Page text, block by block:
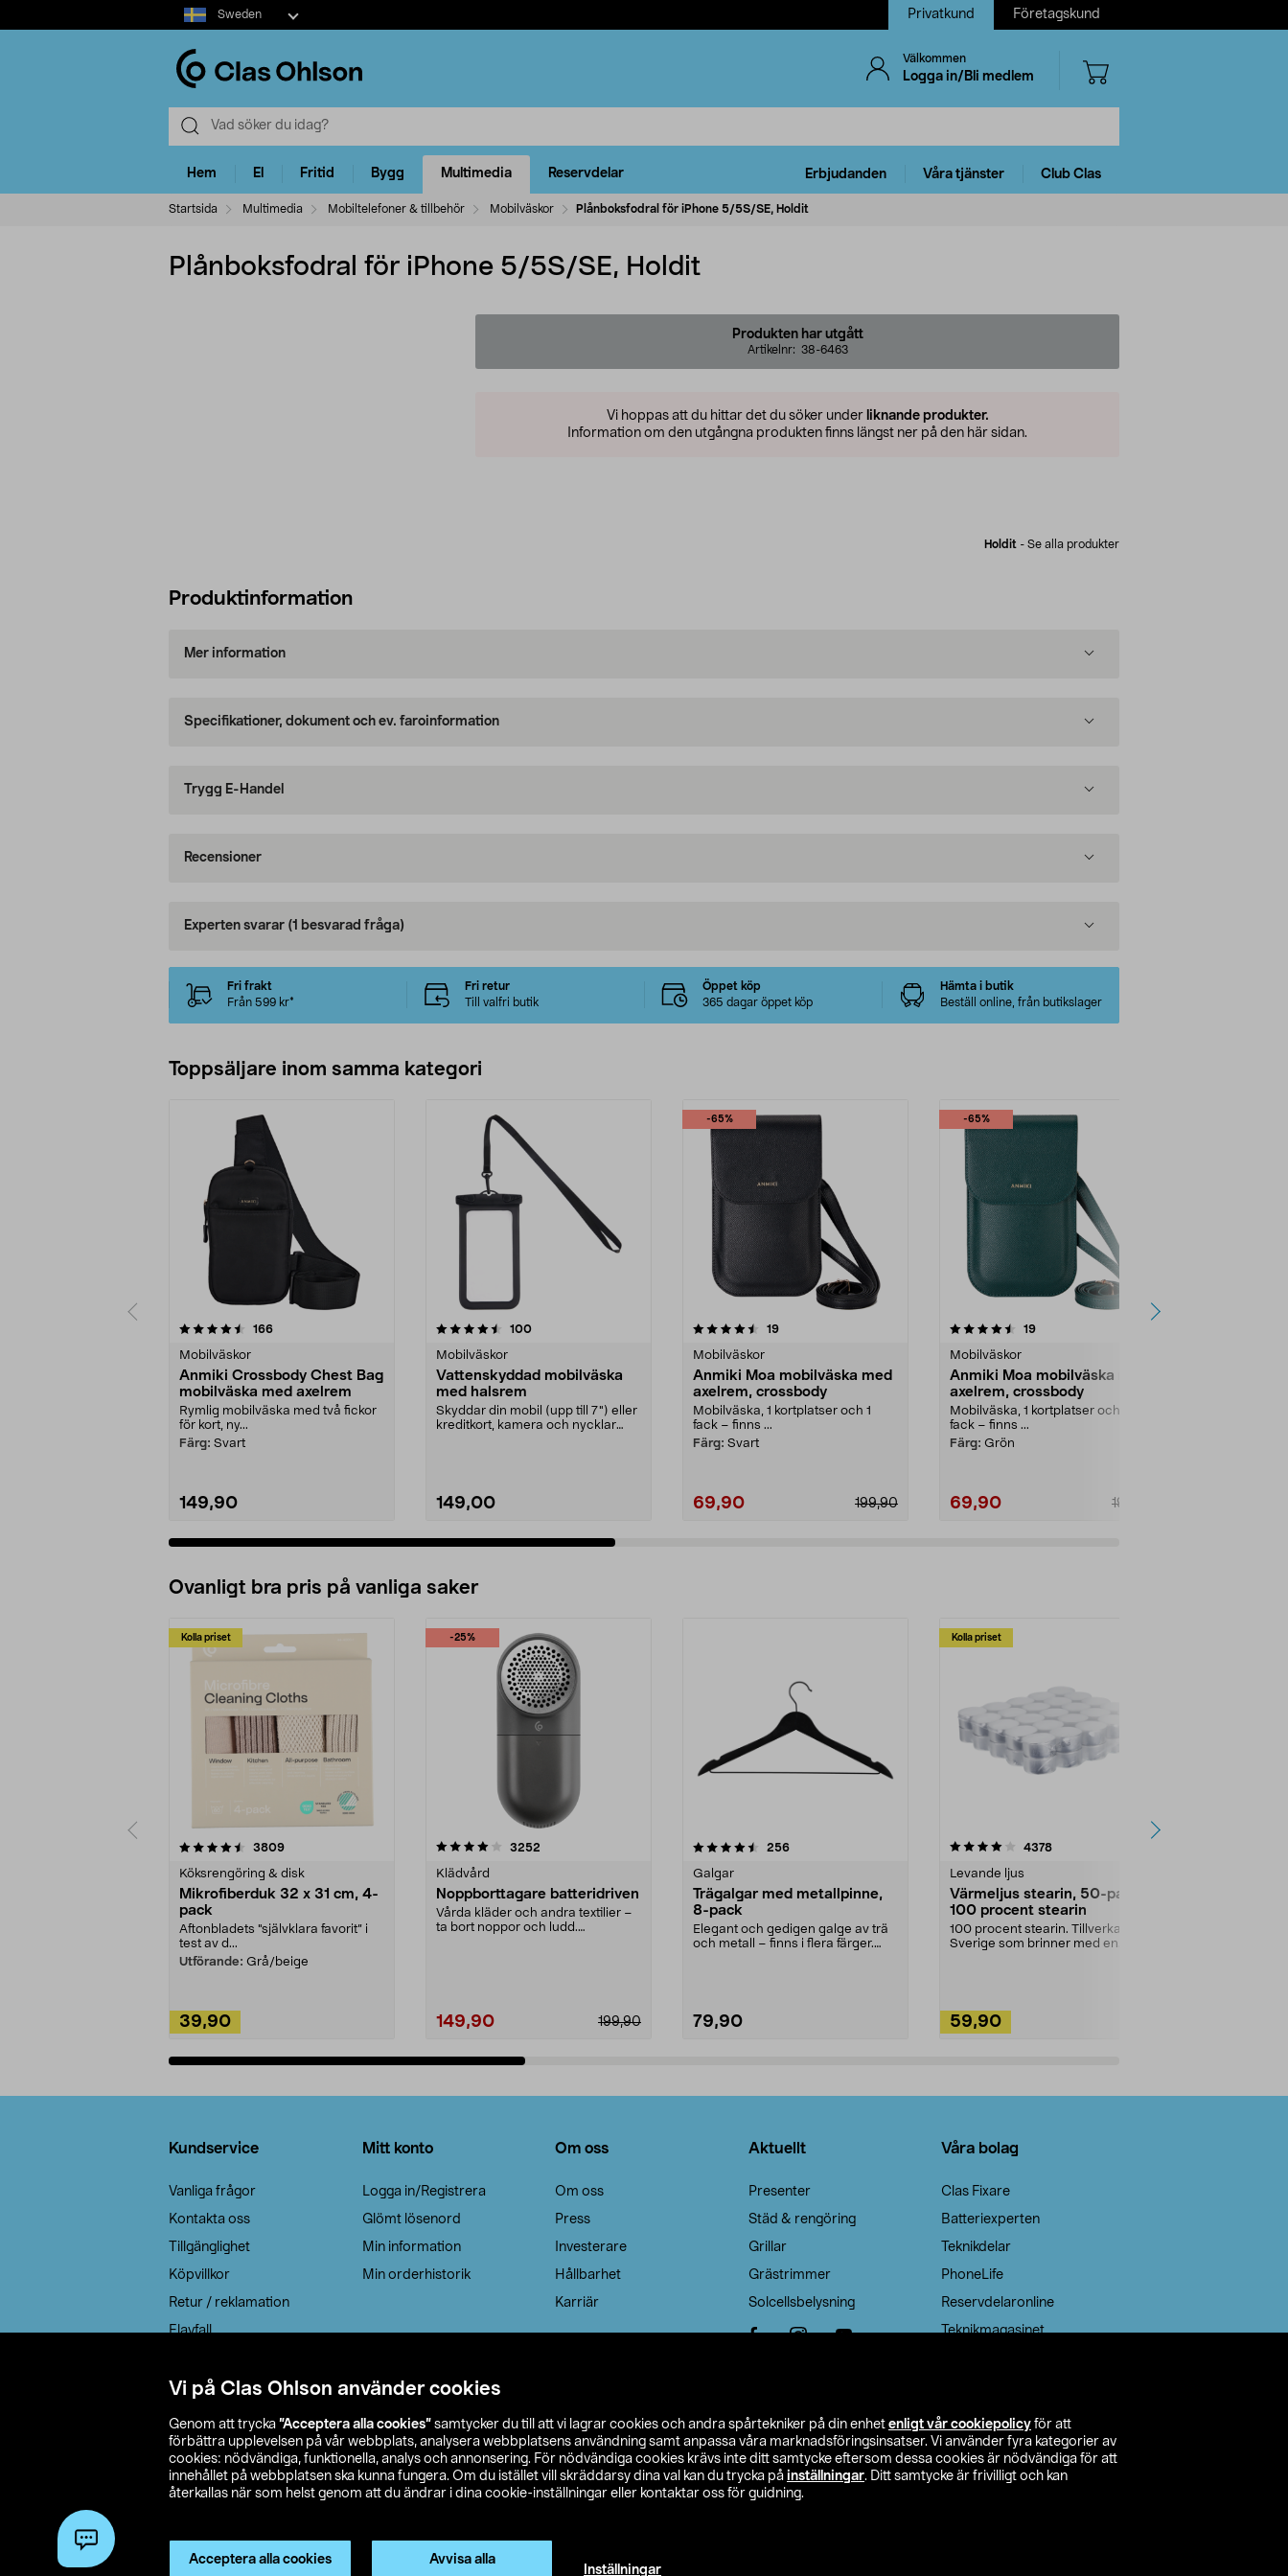
Vi på Clas Ohlson använder cookies
Genom att trycka ”Acceptera alla cookies” samtycker du till att vi lagrar cookies och andra spårtekniker på din enhet enligt vår cookiepolicy för att
förbättra upplevelsen på vår webbplats, analysera webbplatsens användning samt anpassa våra marknadsföringsinsatser. Vi använder fyra kategorier av
cookies: nödvändiga, funktionella, analys och annonsering. För nödvändiga cookies krävs inte ditt samtycke eftersom dessa cookies är nödvändiga för att
innehållet på webbplatsen ska kunna fungera. Om du istället vill skräddarsy dina val kan du trycka på inställningar. Ditt samtycke är frivilligt och kan
återkallas när som helst genom att du ändrar i dina cookie-inställningar eller kontaktar oss för guidning.
Acceptera alla cookies Avvisa alla
Inställningar
Select
market
Sweden Privatkund Företagskund
Välkommen
Logga in/Bli medlem
Hem El Fritid Bygg Multimedia Reservdelar Erbjudanden Våra tjänster Club Clas
Startsida Multimedia Mobiltelefoner & tillbehör Mobilväskor Plånboksfodral för iPhone 5/5S/SE, Holdit
Plånboksfodral för iPhone 5/5S/SE, Holdit
Produkten har utgått
Artikelnr: 38-6463
Vi hoppas att du hittar det du söker under liknande produkter.
Information om den utgångna produkten finns längst ner på den här sidan.
Holdit - Se alla produkter
Produktinformation
Mer information
Specifikationer, dokument och ev. faroinformation
Trygg E-Handel
Recensioner
Experten svarar (1 besvarad fråga)
Fri frakt
Från 599 kr*
Fri retur
Till valfri butik
Öppet köp
365 dagar öppet köp
Hämta i butik
Beställ online, från butikslager
Toppsäljare inom samma kategori
166recensioner
Mobilväskor
Anmiki Crossbody Chest Bag
mobilväska med axelrem
Rymlig mobilväska med två fickor
för kort, ny...
Färg: Svart
149,90
4.5 av 5 stjärnor 100recensioner
Mobilväskor
Vattenskyddad mobilväska
med halsrem
Skyddar din mobil (upp till 7") eller
kreditkort, kamera och nycklar
149,00
-65%
4.5 av 5 stjärnor 19recensioner
Mobilväskor
Anmiki Moa mobilväska med
axelrem, crossbody
Mobilväska, 1 kortplatser och 1
fack – finns ...
Färg: Svart
69,90 199,90
-65%
4.5 av 5 stjärnor 19recensioner
Mobilväskor
Anmiki Moa mobilväska med
axelrem, crossbody
Mobilväska, 1 kortplatser och 1
fack – finns ...
Färg: Grön
69,90 199,90
4.0 av 5 stjärnor
Ovanligt bra pris på vanliga saker
Kolla priset
3809recensioner
Köksrengöring & disk
Mikrofiberduk 32 x 31 cm, 4-
pack
Aftonbladets "självklara favorit” i
test av d...
Utförande: Grå/beige
39,90
-25%
4.0av 5 stjärnor 3252
Klädvård
Noppborttagare batteridriven
Vårda kläder och andra textilier –
ta bort noppor och ludd.
199,90
149,90
4.5av 5 stjärnor 256recensioner
Galgar
Trägalgar med metallpinne,
8-pack
Elegant och gedigen galge av trä
och metall – finns i flera färger.
79,90
Kolla priset
4.0av 5 stjärnor 4378recensioner
Levande ljus
Värmeljus stearin, 50-pack,
100 procent stearin
100 procent stearin. Tillverkade i
Sverige som brinner med en
59,90
4.5av 5 stjärnor
Kundservice
Vanliga frågor
Kontakta oss
Tillgänglighet
Köpvillkor
Retur / reklamation
Elavfall
Leveransalternativ
Mitt konto
Logga in/Registrera
Glömt lösenord
Min information
Min orderhistorik
Om oss
Om oss
Press
Investerare
Hållbarhet
Karriär
Aktuellt
Presenter
Städ & rengöring
Grillar
Grästrimmer
Solcellsbelysning
Våra bolag
Clas Fixare
Batteriexperten
Teknikdelar
PhoneLife
Reservdelaronline
Teknikmagasinet